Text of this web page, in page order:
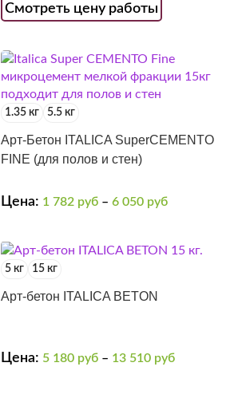
Смотреть цену работы
1.35 кг 5.5 кг
Арт-Бетон ITALICA SuperCEMENTO
FINE (для полов и стен)
Цена: 1 782 руб – 6 050 руб
5 кг 15 кг
Арт-бетон ITALICA BETON
Цена: 5 180 руб – 13 510 руб